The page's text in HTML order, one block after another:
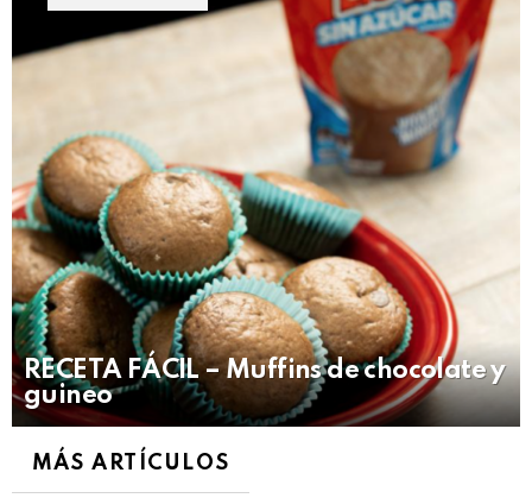
RECETA FÁCIL – Muffins de chocolate y
guineo
MÁS ARTÍCULOS